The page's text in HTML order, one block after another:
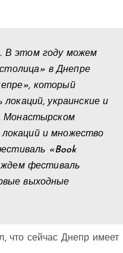
В этом году можем
в Днепре
который
украинские и
Монастырском
и множество
«Book
ждем фестиваль
выходные
что сейчас Днепр имеет